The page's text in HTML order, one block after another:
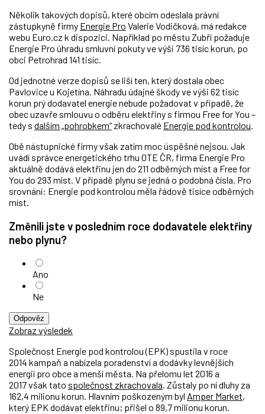
Několik takových dopisů, které obcím odeslala právní
zástupkyně firmy Energie Pro Valerie Vodičková, má redakce
webu Euro.cz k dispozici. Například po městu Zubří požaduje
Energie Pro úhradu smluvní pokuty ve výši 736 tisíc korun, po
obci Petrohrad 141 tisíc.
Od jednotné verze dopisů se liší ten, který dostala obec
Pavlovice u Kojetína. Náhradu údajné škody ve výši 62 tisíc
korun prý dodavatel energie nebude požadovat v případě, že
obec uzavře smlouvu o odběru elektřiny s firmou Free for You –
tedy s dalším „pohrobkem“zkrachovalé Energie pod kontrolou.
Obě nástupnické firmy však zatím moc úspěšné nejsou. Jak
uvádí správce energetického trhu OTE ČR, firma Energie Pro
aktuálně dodává elektřinu jen do 211 odběrných míst a Free for
You do 293 míst. V případě plynu se jedná o podobná čísla. Pro
srovnání: Energie pod kontrolou měla řádově tisíce odběrných
míst.
Změnili jste v posledním roce dodavatele elektřiny
nebo plynu?
Ano
Ne
Odpověz
Zobraz výsledek
Společnost Energie pod kontrolou (EPK) spustila v roce
2014 kampaň a nabízela poradenství a dodávky levnějších
energií pro obce a menší města. Na přelomu let 2016 a
2017 však tato společnost zkrachovala. Zůstaly po ní dluhy za
162,4 milionu korun. Hlavním poškozeným byl Amper Market,
který EPK dodávat elektřinu; přišel o 89,7 milionu korun.